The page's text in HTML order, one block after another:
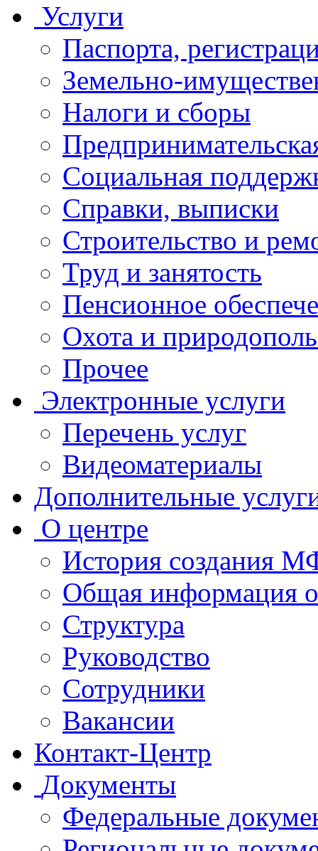
Услуги
Паспорта,
Земельно-
Налоги и сборы
Социальная
Справки, выписки
Строительство и
Труд и занятость
Пенсионное
Охота и
Прочее
Электронные услуги
Перечень услуг
Видеоматериалы
Дополнительные
О центре
История создания
Общая
Структура
Руководство
Сотрудники
Вакансии
Контакт-Центр
Документы
Федеральные